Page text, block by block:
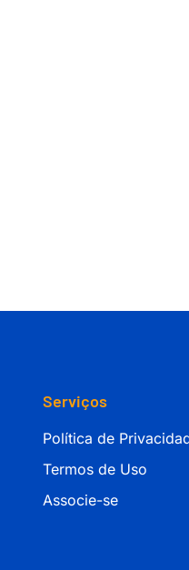
Serviços
Política de
Termos de Uso
Associe-se